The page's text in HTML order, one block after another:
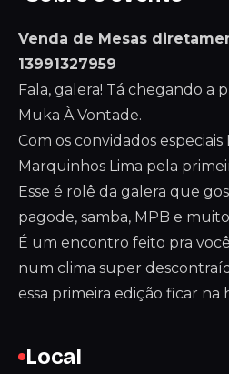
Venda de Mesas
13991327959
Fala, galera! Tá chegando a
Muka À Vontade.
Com os convidados
Marquinhos Lima pela
Esse é rolê da galera que
pagode, samba, MPB e muito
É um encontro feito pra
num clima super
essa primeira edição ficar na
Local